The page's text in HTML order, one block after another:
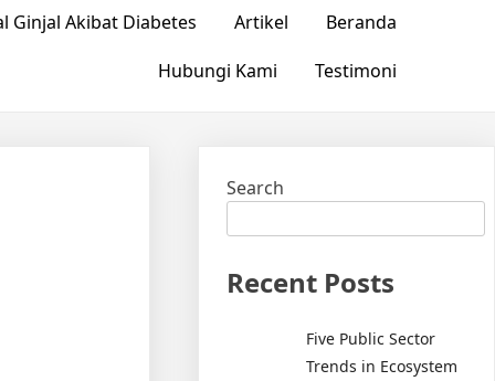
Ginjal Akibat Diabetes
Artikel
Beranda
Hubungi Kami
Testimoni
Search
Recent Posts
Five Public Sector
Trends in Ecosystem